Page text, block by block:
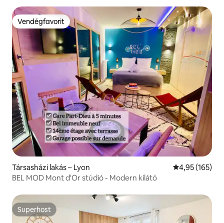
Vendégfavorit
Vendégfavorit
Társasházi lakás – Lyon Átlagos
4,95 (165)
BEL MOD Mont d'Or stúdió - Modern kilátó
Superhost
Superhost